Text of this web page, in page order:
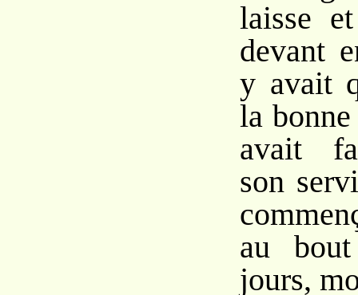
laisse
devant
y avait
la
avait
son
au
jours,